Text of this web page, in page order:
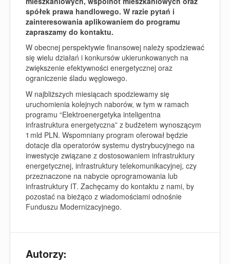
spółek prawa handlowego. W razie pytań i
zainteresowania aplikowaniem do programu
zapraszamy do kontaktu.
W obecnej perspektywie finansowej należy spodziewać
się wielu działań i konkursów ukierunkowanych na
zwiększenie efektywności energetycznej oraz
ograniczenie śladu węglowego.
W najbliższych miesiącach spodziewamy się
uruchomienia kolejnych naborów, w tym w ramach
programu “Elektroenergetyka inteligentna
infrastruktura energetyczna” z budżetem wynoszącym
1 mld PLN. Wspomniany program oferował będzie
dotacje dla operatorów systemu dystrybucyjnego na
inwestycje związane z dostosowaniem infrastruktury
energetycznej, infrastruktury telekomunikacyjnej, czy
przeznaczone na nabycie oprogramowania lub
infrastruktury IT. Zachęcamy do kontaktu z nami, by
pozostać na bieżąco z wiadomościami odnośnie
Funduszu Modernizacyjnego.
Autorzy: